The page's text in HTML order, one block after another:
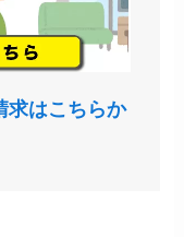
求はこちらか